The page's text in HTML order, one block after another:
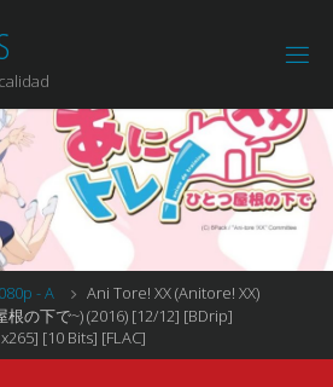
- A
Ani Tore! XX (Anitore! XX)
根の下で~) (2016) [12/12] [BDrip]
[10 Bits] [FLAC]